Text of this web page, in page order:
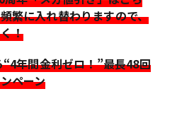
繁に入れ替わりますので、
！
年間金利ゼロ！”最長48回
ペーン